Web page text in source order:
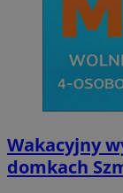
Wakacyjny
domkach